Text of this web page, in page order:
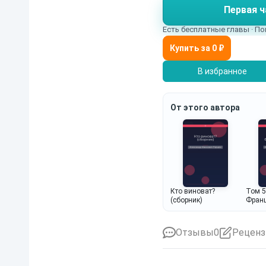
которой каждыйПервая
Есть бесплатные главы ·
В избранное
От этого автора
Кто виноват?
(сборник)
Том
Отзывы0